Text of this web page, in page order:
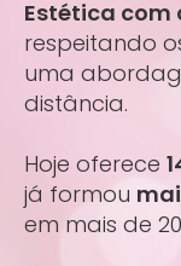
Estética com
respeitando
uma
distância.
Hoje oferece
já formou
em mais de